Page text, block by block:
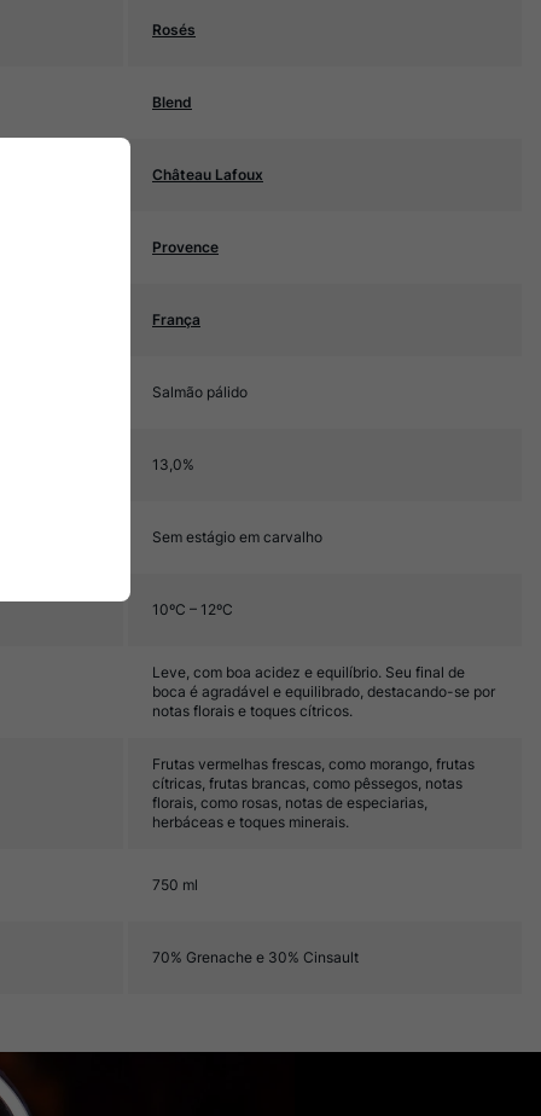
Rosés
Blend
Château Lafoux
Provence
França
Salmão pálido
13,0%
Sem estágio em carvalho
10ºC – 12ºC
Leve, com boa acidez e equilíbrio. Seu final de
boca é agradável e equilibrado, destacando-se por
notas florais e toques cítricos.
Frutas vermelhas frescas, como morango, frutas
cítricas, frutas brancas, como pêssegos, notas
florais, como rosas, notas de especiarias,
herbáceas e toques minerais.
750 ml
70% Grenache e 30% Cinsault